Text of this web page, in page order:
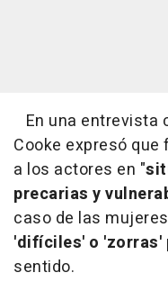
En una entrevista
Cooke expresó
a los actores en "
precarias y
caso de las
'difíciles' o 'zorras'
sentido.